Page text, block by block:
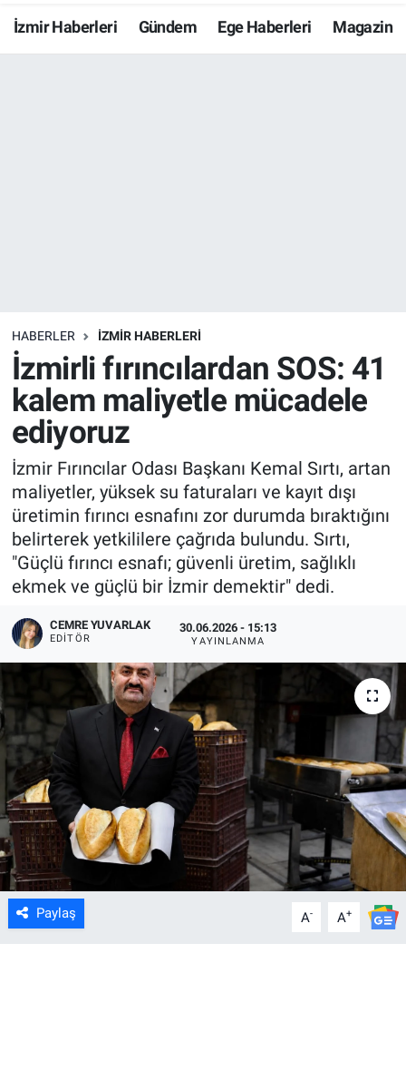
İzmir Haberleri Gündem Ege Haberleri Magazin
HABERLER İZMİR HABERLERİ
İzmirli fırıncılardan SOS: 41
kalem maliyetle mücadele
ediyoruz
İzmir Fırıncılar Odası Başkanı Kemal Sırtı, artan
maliyetler, yüksek su faturaları ve kayıt dışı
üretimin fırıncı esnafını zor durumda bıraktığını
belirterek yetkililere çağrıda bulundu. Sırtı,
"Güçlü fırıncı esnafı; güvenli üretim, sağlıklı
ekmek ve güçlü bir İzmir demektir" dedi.
CEMRE YUVARLAK
EDITÖR
30.06.2026 - 15:13
YAYINLANMA
Paylaş A- A+
Resmi İlanlar